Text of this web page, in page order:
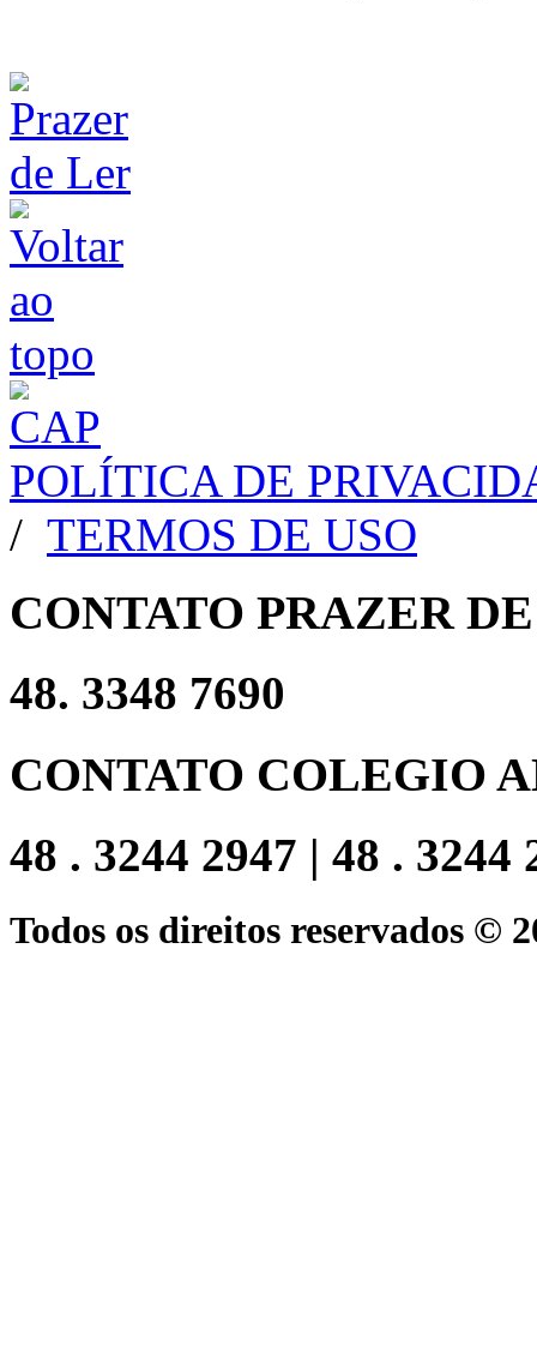
POLÍTICA DE
/ TERMOS DE USO
CONTATO PRAZER
48. 3348 7690
CONTATO COLEGIO
48 . 3244 2947 | 48 . 3244
Todos os direitos reservados ©